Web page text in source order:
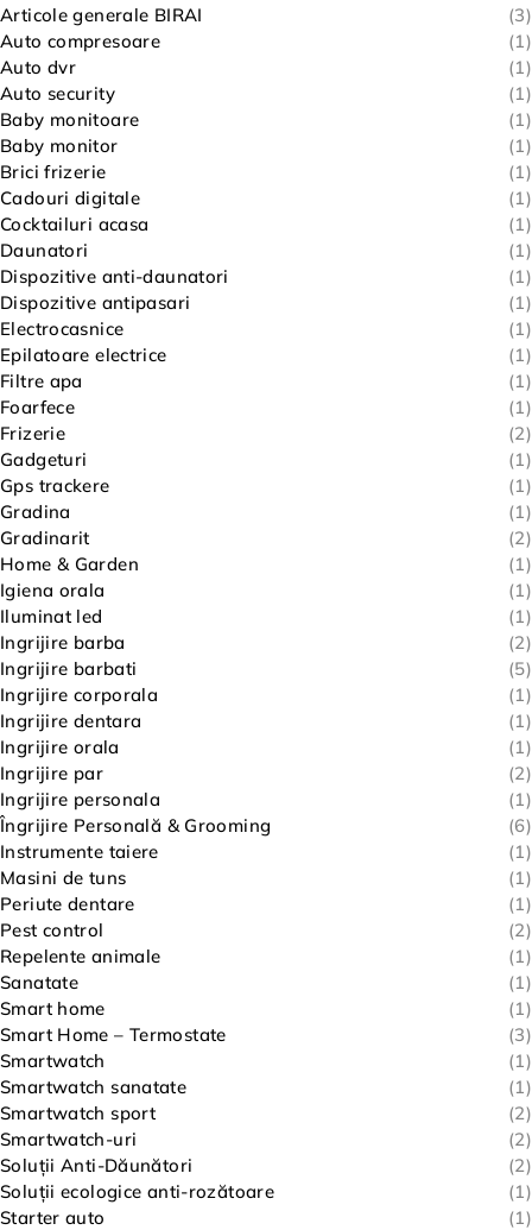
Articole generale BIRAI
(3)
Auto compresoare
(1)
Auto dvr
(1)
Auto security
(1)
Baby monitoare
(1)
Baby monitor
(1)
Brici frizerie
(1)
Cadouri digitale
(1)
Cocktailuri acasa
(1)
Daunatori
(1)
Dispozitive anti-daunatori
(1)
Dispozitive antipasari
(1)
Electrocasnice
(1)
Epilatoare electrice
(1)
Filtre apa
(1)
Foarfece
(1)
Frizerie
(2)
Gadgeturi
(1)
Gps trackere
(1)
Gradina
(1)
Gradinarit
(2)
Home & Garden
(1)
Igiena orala
(1)
Iluminat led
(1)
Ingrijire barba
(2)
Ingrijire barbati
(5)
Ingrijire corporala
(1)
Ingrijire dentara
(1)
Ingrijire orala
(1)
Ingrijire par
(2)
Ingrijire personala
(1)
Îngrijire Personală & Grooming
(6)
Instrumente taiere
(1)
Masini de tuns
(1)
Periute dentare
(1)
Pest control
(2)
Repelente animale
(1)
Sanatate
(1)
Smart home
(1)
Smart Home – Termostate
(3)
Smartwatch
(1)
Smartwatch sanatate
(1)
Smartwatch sport
(2)
Smartwatch-uri
(2)
Soluții Anti-Dăunători
(2)
Soluții ecologice anti-rozătoare
(1)
Starter auto
(1)